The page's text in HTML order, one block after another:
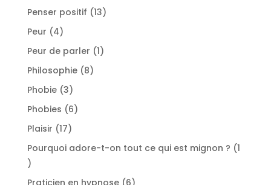
produits
Penser positif 1313
Peur 44
produits
Peur de parler 11
Philosophie 88
Phobie 33
produits
Phobies 66
Plaisir 1717
produits
Pourquoi adore-t-on tout ce qui est mignon ? 1
1
produit
Praticien en hypnose 66